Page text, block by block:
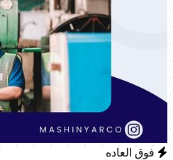
فوق العاده